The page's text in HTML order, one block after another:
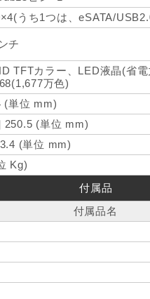
うち1つは、eSATA/
チ
TFTカラー、LED液晶(省
万色)
(単位 mm)
250.5 (単位 mm)
(単位 mm)
Kg)
付属品
付属品名